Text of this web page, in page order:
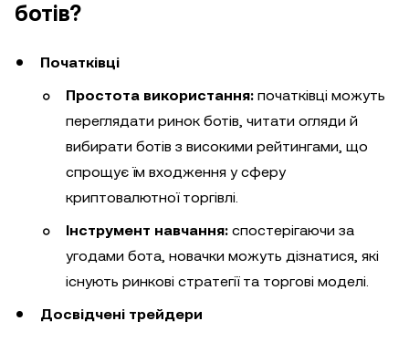
ботів?
Початківці
Простота використання: початківці можуть
переглядати ринок ботів, читати огляди й
вибирати ботів з високими рейтингами, що
спрощує їм входження у сферу
криптовалютної торгівлі.
Інструмент навчання: спостерігаючи за
угодами бота, новачки можуть дізнатися, які
існують ринкові стратегії та торгові моделі.
Досвідчені трейдери